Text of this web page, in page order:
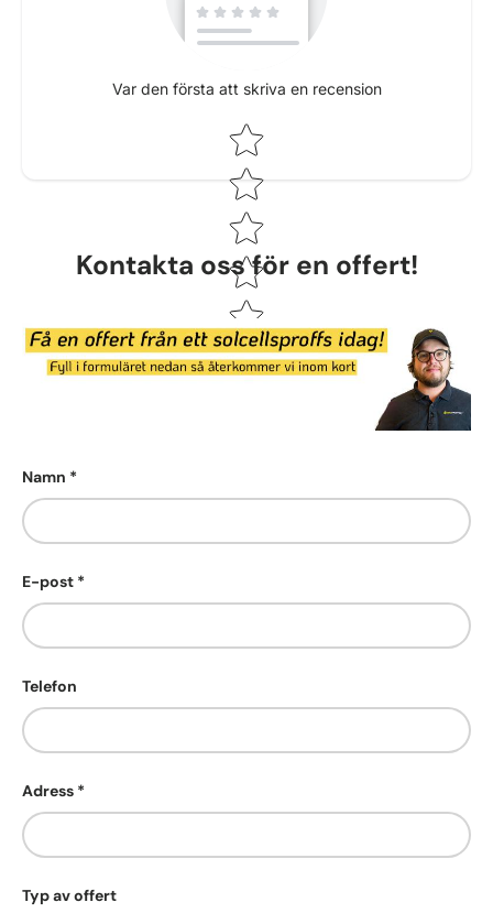
Var den första att skriva en recension
Star rating
Kontakta oss för en offert!
Namn
E-post
Telefon
Adress
Typ av offert